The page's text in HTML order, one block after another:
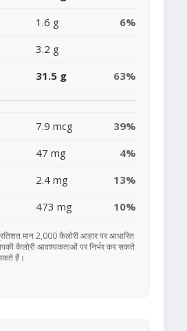
1.6 g
6%
3.2 g
31.5 g 63%
7.9 mcg
39%
47 mg
4%
2.4 mg
13%
473 mg 10%
मान 2,000 कैलोरी आहार पर आधारित
कैलोरी आवश्यकताओं पर निर्भर कर सकते
हैं।